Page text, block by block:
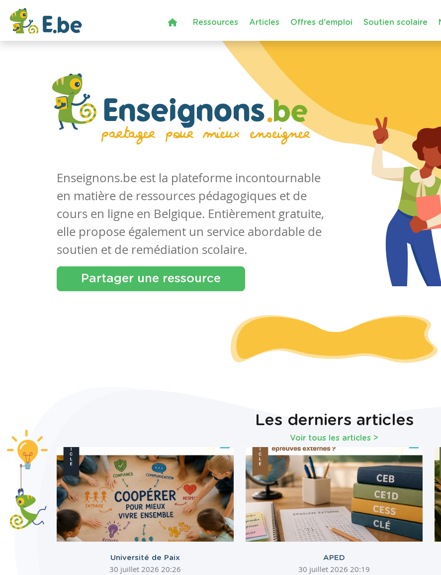
Ressources Articles Offres d'emploi Soutien scolaire
Enseignons.be est la plateforme incontournable
en matière de ressources pédagogiques et de
cours en ligne en Belgique. Entièrement gratuite,
elle propose également un service abordable de
soutien et de remédiation scolaire.
Partager une ressource
Les derniers articles
Voir tous les articles >
Université de Paix
30 juillet 2026 20:26
APED
30 juillet 2026 20:19